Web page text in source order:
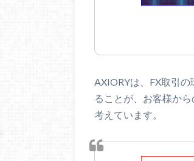
AXIORYは、FX取引
ることが、お客様か
考えています。